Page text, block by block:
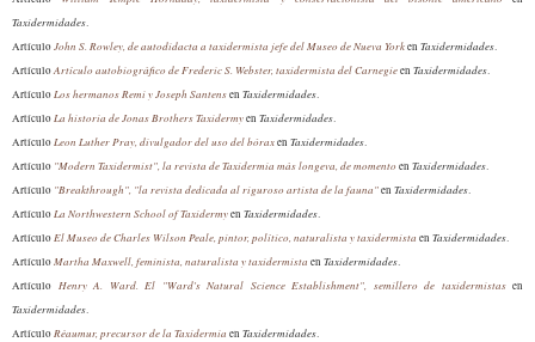
Taxidermidades.
Artículo John S. Rowley, de autodidacta a taxidermista jefe del Museo de Nueva Yorken Taxidermidades.
ArtículoArtículo autobiográfico de Frederic S. Webster, taxidermista delCarnegieen Taxidermidades.
ArtículoLos hermanos Remi y Joseph Santensen Taxidermidades.
ArtículoLa historia de Jonas Brothers Taxidermyen Taxidermidades.
ArtículoLeon Luther Pray, divulgador del uso del bóraxen Taxidermidades.
Artículo "Modern Taxidermist", la revista de Taxidermia más longeva, de momentoen Taxidermidades.
Artículo "Breakthrough", "la revista dedicada al riguroso artista de la fauna"en Taxidermidades.
ArtículoLa Northwestern School of Taxidermyen Taxidermidades.
Artículo El Museo de Charles Wilson Peale, pintor, político, naturalista y taxidermista en Taxidermidades.
ArtículoMartha Maxwell, feminista, naturalista y taxidermista en Taxidermidades.
Artículo Henry A. Ward. El "Ward's Natural Science Establishment", semillero de taxidermistasen
Taxidermidades.
ArtículoRéaumur, precursor de la Taxidermia en Taxidermidades.